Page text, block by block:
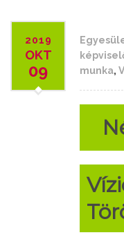
2019
OKT
09
munka,